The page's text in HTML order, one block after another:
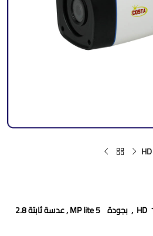
, بجودة 5 MP lite , عدسة ثابتة2.8